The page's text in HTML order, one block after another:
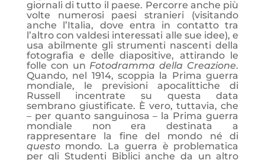
giornali di tutto il paese. Percorre anche più
volte numerosi paesi stranieri (visitando
anche l’Italia, dove entra in contatto tra
l’altro con valdesi interessati alle sue idee), e
usa abilmente gli strumenti nascenti della
fotografia e delle diapositive, attirando le
folle con un Fotodramma della Creazione.
Quando, nel 1914, scoppia la Prima guerra
mondiale, le previsioni apocalittiche di
Russell incentrate su questa data
sembrano giustificate. È vero, tuttavia, che
– per quanto sanguinosa – la Prima guerra
mondiale non era destinata a
rappresentare la fine del mondo né di
questomondo. La guerra è problematica
per gli Studenti Biblici anche da un altro